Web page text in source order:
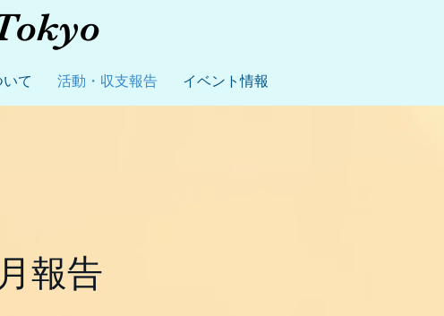
て 活動・収支報告 イベント情報
報告